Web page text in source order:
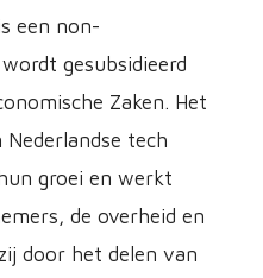
een non-
gesubsidieerd
Zaken. Het
tech
groei en werkt
de overheid en
door het delen van